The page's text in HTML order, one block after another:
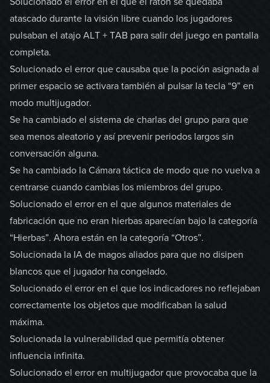
atascado durante la visión libre cuando los jugadores
pulsaban el atajo ALT + TAB para salir del juego en pantalla
completa.
Solucionado el error que causaba que la poción asignada al
primer espacio se activara también al pulsar la tecla “9” en
modo multijugador.
Se ha cambiado el sistema de charlas del grupo para que
sea menos aleatorio y así prevenir periodos largos sin
conversación alguna.
Se ha cambiado la Cámara táctica de modo que no vuelva a
centrarse cuando cambias los miembros del grupo.
Solucionado el error en el que algunos materiales de
fabricación que no eran hierbas aparecían bajo la categoría
“Hierbas”. Ahora están en la categoría “Otros”.
Solucionada la IA de magos aliados para que no disipen
blancos que el jugador ha congelado.
Solucionado el error en el que los indicadores no reflejaban
correctamente los objetos que modificaban la salud
máxima.
Solucionada la vulnerabilidad que permitía obtener
influencia infinita.
Solucionado el error en multijugador que provocaba que la